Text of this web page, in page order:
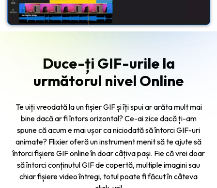
Duce-ți GIF-urile la
următorul nivel Online
Te uiți vreodată la un fișier GIF și îți spuiar arăta mult mai
bine dacă ar fi întors orizontal? Ce-ai zice dacă ți-am
spune că acum e mai ușor ca niciodată să întorci GIF-uri
animate? Flixier oferă un instrument menit să te ajute să
întorci fișiere GIF online în doar câțiva pași. Fie că vrei doar
să întorci conținutul GIF de copertă, multiple imagini sau
chiar fișiere video întregi, totul poate fi făcut în câteva